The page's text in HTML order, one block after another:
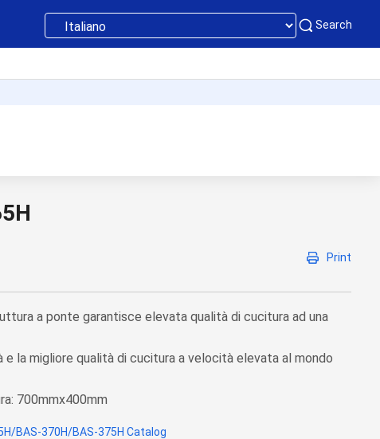
Search
Print
a ponte garantisce elevata qualità di cucitura ad una
e la migliore qualità di cucitura a velocità elevata al mondo
700mmx400mm
BAS-370H/BAS-375H Catalog